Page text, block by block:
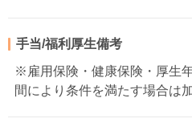
手当/福利厚生備考
※雇用保険・健康保険・厚生
間により条件を満たす場合は